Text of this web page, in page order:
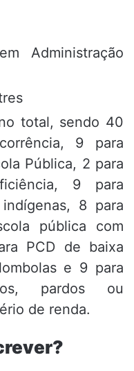
Administração
total, sendo 40
9 para
Pública, 2 para
9 para
8 para
pública com
PCD de baixa
e 9 para
pardos ou
de renda.